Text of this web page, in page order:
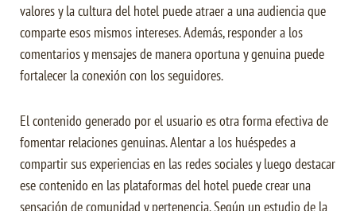
valores y la cultura del hotel puede atraer a una audiencia que
comparte esos mismos intereses. Además, responder a los
comentarios y mensajes de manera oportuna y genuina puede
fortalecer la conexión con los seguidores.
El contenido generado por el usuario es otra forma efectiva de
fomentar relaciones genuinas. Alentar a los huéspedes a
compartir sus experiencias en las redes sociales y luego destacar
ese contenido en las plataformas del hotel puede crear una
sensación de comunidad y pertenencia. Según un estudio de la